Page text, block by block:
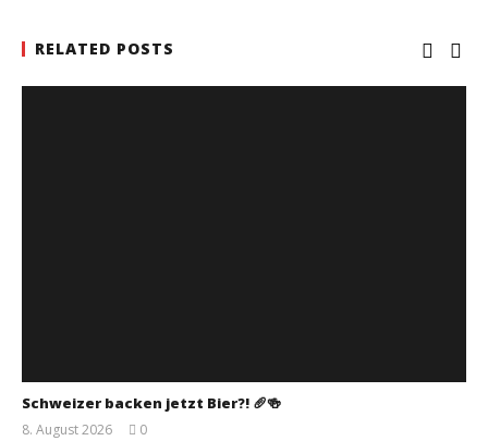
RELATED POSTS
Schweizer backen jetzt Bier?! 🥖🍻
8. August 2026
0